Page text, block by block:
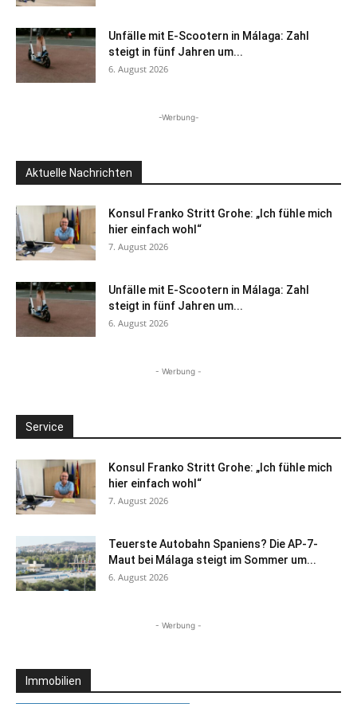
Unfälle mit E-Scootern in Málaga: Zahl
steigt in fünf Jahren um...
6. August 2026
-Werbung-
Aktuelle Nachrichten
Konsul Franko Stritt Grohe: „Ich fühle mich
hier einfach wohl“
7. August 2026
Unfälle mit E-Scootern in Málaga: Zahl
steigt in fünf Jahren um...
6. August 2026
- Werbung -
Service
Konsul Franko Stritt Grohe: „Ich fühle mich
hier einfach wohl“
7. August 2026
Teuerste Autobahn Spaniens? Die AP-7-
Maut bei Málaga steigt im Sommer um...
6. August 2026
- Werbung -
Immobilien